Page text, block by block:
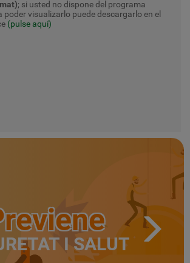
; si usted no dispone del programa
poder visualizarlo puede descargarlo en el
(pulse aquí)
I SALUT